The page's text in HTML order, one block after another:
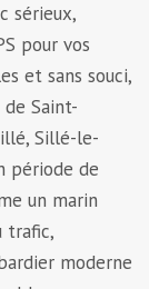
sérieux,
pour vos
et sans souci,
de Saint-
Sillé-le-
période de
un marin
trafic,
moderne